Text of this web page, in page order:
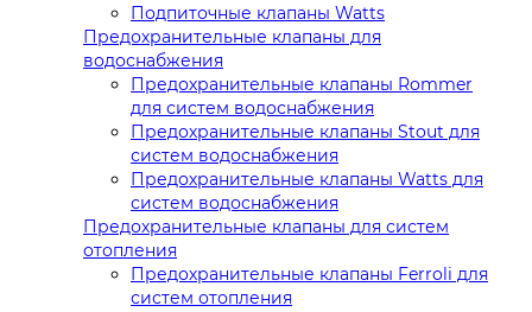
Подпиточные клапаны Watts
Предохранительные клапаны для
водоснабжения
Предохранительные клапаны Rommer
для систем водоснабжения
Предохранительные клапаны Stout для
систем водоснабжения
Предохранительные клапаны Watts для
систем водоснабжения
Предохранительные клапаны для систем
отопления
Предохранительные клапаны Ferroli для
систем отопления